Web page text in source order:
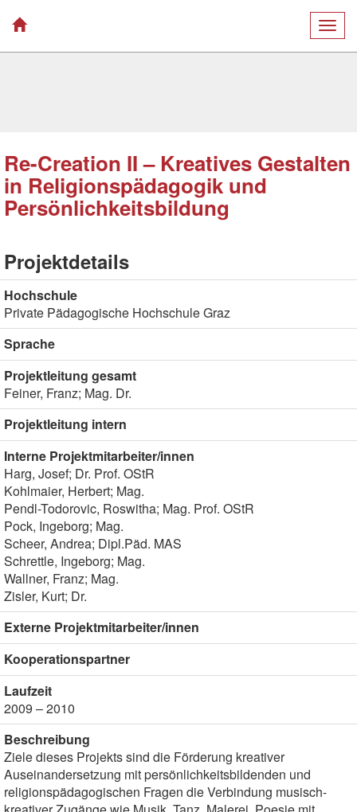
Re-Creation II – Kreatives Gestalten
in Religionspädagogik und
Persönlichkeitsbildung
Projektdetails
Hochschule
Private Pädagogische Hochschule Graz
Sprache
Projektleitung gesamt
Feiner, Franz; Mag. Dr.
Projektleitung intern
Interne Projektmitarbeiter/innen
Harg, Josef; Dr. Prof. OStR
Kohlmaier, Herbert; Mag.
Pendl-Todorovic, Roswitha; Mag. Prof. OStR
Pock, Ingeborg; Mag.
Scheer, Andrea; Dipl.Päd. MAS
Schrettle, Ingeborg; Mag.
Wallner, Franz; Mag.
Zisler, Kurt; Dr.
Externe Projektmitarbeiter/innen
Kooperationspartner
Laufzeit
2009 – 2010
Beschreibung
Ziele dieses Projekts sind die Förderung kreativer
Auseinandersetzung mit persönlichkeitsbildenden und
religionspädagogischen Fragen die Verbindung musisch-